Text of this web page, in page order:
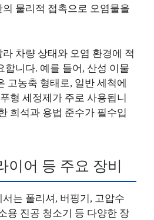
물리적 접촉으로 오염물을
차량 상태와 오염 환경에 적
합니다. 예를 들어, 산성 이물
고농축 형태로, 일반 세척에
형 세정제가 주로 사용됩니
희석과 용법 준수가 필수입
이어 등 주요 장비
는 폴리셔, 버핑기, 고압수
용 진공 청소기 등 다양한 장